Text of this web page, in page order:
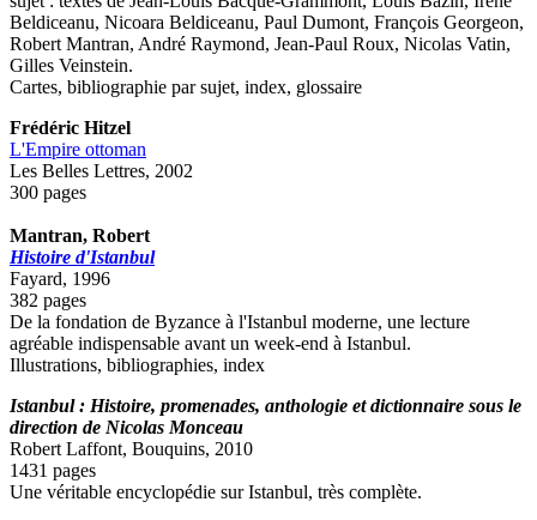
Beldiceanu, Nicoara Beldiceanu, Paul Dumont, François Georgeon,
Robert Mantran, André Raymond, Jean-Paul Roux, Nicolas Vatin,
Gilles Veinstein.
Cartes, bibliographie par sujet, index, glossaire
Frédéric Hitzel
L'Empire ottoman
Les Belles Lettres, 2002
300 pages
Mantran, Robert
Histoire d'Istanbul
Fayard, 1996
382 pages
De la fondation de Byzance à l'Istanbul moderne, une lecture
agréable indispensable avant un week-end à Istanbul.
Illustrations, bibliographies, index
Istanbul : Histoire, promenades, anthologie et dictionnaire sous le
direction de Nicolas Monceau
Robert Laffont, Bouquins, 2010
1431 pages
Une véritable encyclopédie sur Istanbul, très complète.